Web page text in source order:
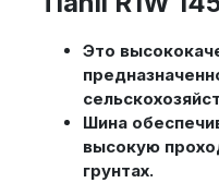
Это
Шина
высокую
грунтах.